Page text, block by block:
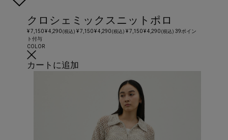
クロシェミックスニットポロ
¥ 7,150¥ 4,290(税込) ¥ 7,150¥ 4,290(税込) ¥ 7,150¥ 4,290 (税込) 39ポイン
ト付与
COLOR
カートに追加